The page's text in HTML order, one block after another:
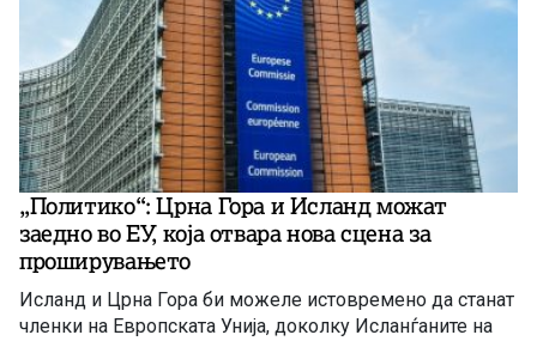
„Политико“: Црна Гора и Исланд можат
заедно во ЕУ, која отвара нова сцена за
проширувањето
Исланд и Црна Гора би можеле истовремено да станат
членки на Европската Унија, доколку Исланѓаните на